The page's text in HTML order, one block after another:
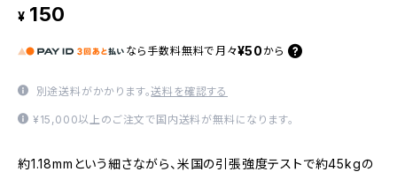
¥ 150
なら 手数料無料で 月々¥50 から
別途送料がかかります。送料を確認する
¥15,000以上のご注文で国内送料が無料になります。
約1.18mmという細さながら、米国の引張強度テストで約45kgの